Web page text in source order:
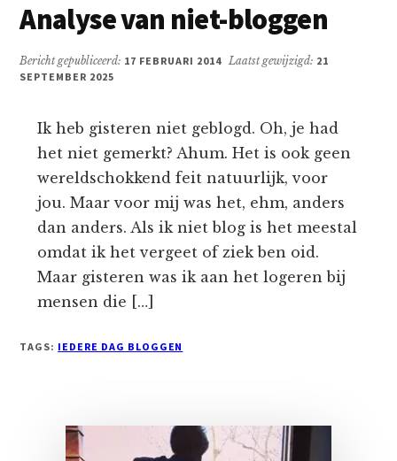
Analyse van niet-bloggen
Bericht gepubliceerd: 17 FEBRUARI 2014 Laatst gewijzigd: 21
SEPTEMBER 2025
Ik heb gisteren niet geblogd. Oh, je had
het niet gemerkt? Ahum. Het is ook geen
wereldschokkend feit natuurlijk, voor
jou. Maar voor mij was het, ehm, anders
dan anders. Als ik niet blog is het meestal
omdat ik het vergeet of ziek ben oid.
Maar gisteren was ik aan het logeren bij
mensen die […]
TAGS: IEDERE DAG BLOGGEN